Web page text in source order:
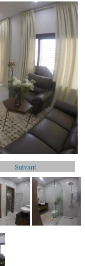
Suivant